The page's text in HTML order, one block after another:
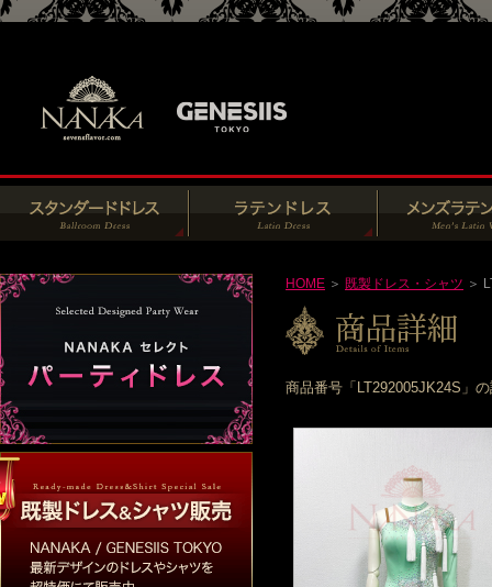
HOME ＞ 既製ドレス・シャツ ＞
商品番号「LT292005JK24S」